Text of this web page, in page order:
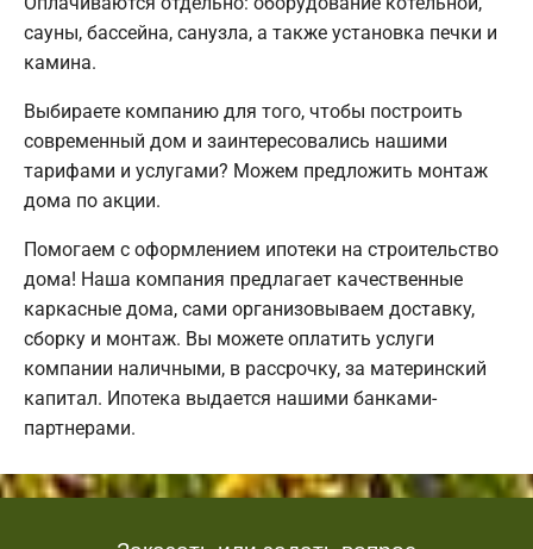
сауны, бассейна, санузла, а также установка печки и
камина.
Выбираете компанию для того, чтобы построить
современный дом и заинтересовались нашими
тарифами и услугами? Можем предложить монтаж
дома по акции.
Помогаем с оформлением ипотеки на строительство
дома! Наша компания предлагает качественные
каркасные дома, сами организовываем доставку,
сборку и монтаж. Вы можете оплатить услуги
компании наличными, в рассрочку, за материнский
капитал. Ипотека выдается нашими банками-
партнерами.